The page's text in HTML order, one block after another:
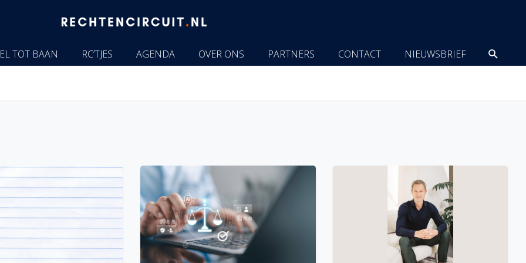
TOT BAAN RC’TJES AGENDA OVER ONS PARTNERS CONTACT NIEUWSBRIEF